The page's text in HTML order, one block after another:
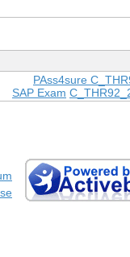
PAss4sure
SAP Exam